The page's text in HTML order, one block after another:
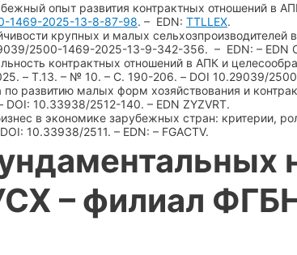
опыт развития контрактных отношений в
1469-2025-13-8-87-98. – EDN: TTLLEX.
крупных и малых сельхозпроизводителей
2500-1469-2025-13-9-342-356. – EDN: – EDN
контрактных отношений в АПК и
– Т.13. – № 10. – С. 190-206. – DOI 10.29039/
развитию малых форм хозяйствования и
10.33938/2512-140. – EDN ZYZVRT.
в экономике зарубежных стран: критерии,
10.33938/2511. – EDN: – FGACTV.
– филиал